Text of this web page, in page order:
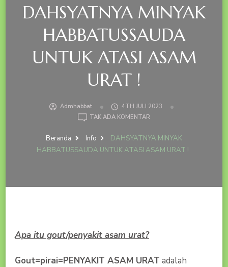
DAHSYATNYA MINYAK
HABBATUSSAUDA
UNTUK ATASI ASAM
URAT !
Admhabbat
4TH JULI 2023
TAK ADA KOMENTAR
MINYAK
HABBATUSSAUDA
URAT
Beranda Info
DAHSYATNYA MINYAK
HABBATUSSAUDA UNTUK ATASI ASAM URAT !
Apa itu gout/penyakit asam urat?
Gout=pirai=PENYAKIT ASAM URAT adalah